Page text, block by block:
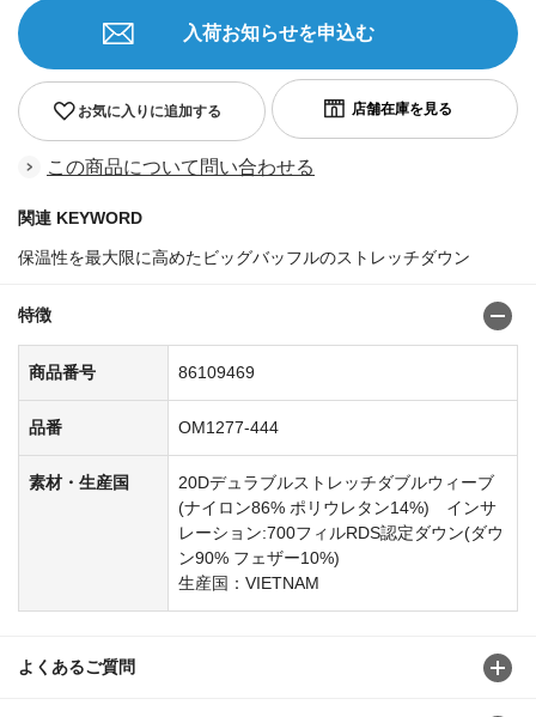
お気に入りに追加する
入荷お知らせを申込む
この商品について問い合わせる
関連 KEYWORD
保温性を最大限に高めたビッグバッフルのストレッチダウン
特徴
商品番号 86109469
品番 OM1277-444
素材・生産国
20Dデュラブルストレッチダブルウィーブ
(ナイロン86% ポリウレタン14%) インサ
レーション:700フィルRDS認定ダウン(ダウ
ン90% フェザー10%)
生産国：VIETNAM
よくあるご質問